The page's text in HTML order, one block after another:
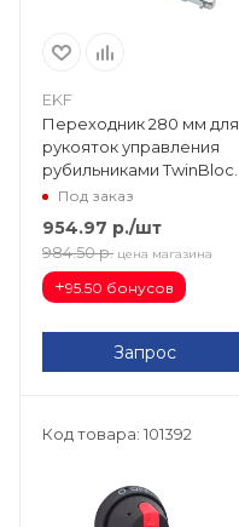
EKF
Переходник 280 мм для
рукояток управления
рубильниками TwinBlock
1000-1600А EKF tb-a-3-
Под заказ
954.97 р./шт
984.50 р. цена магазина
+95.50 бонусов
Запрос
Код товара: 101392